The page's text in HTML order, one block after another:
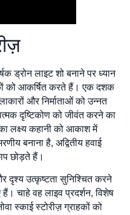
ड्रोन लाइट शो बनाने पर ध्यान
को आकर्षित करते हैं। एक दशक
और निर्माताओं को उन्नत
दृष्टिकोण को जीवंत करने का
लक्ष्य कहानी को आकाश में
बनाना है, अद्वितीय हवाई
छोड़ते हैं।
दृश्य उत्कृष्टता सुनिश्चित करने
चाहे वह लाइव प्रदर्शन, विशेष
स्काई स्टोरीज़ ग्राहकों को